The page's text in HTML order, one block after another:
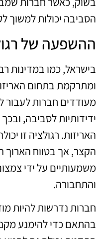
הסביבה יכולות למשוך
ההשפעה של
בישראל, כמו במדינות
ומתרקמת בתחום
מעודדים חברות לעבור
ידידותיות לסביבה,
האריזות. רגולציה זו
הקצר, אך בטווח הארוך
משמעותיים על ידי
והתחבורה.
חברות נדרשות להיות
בהתאם כדי להימנע